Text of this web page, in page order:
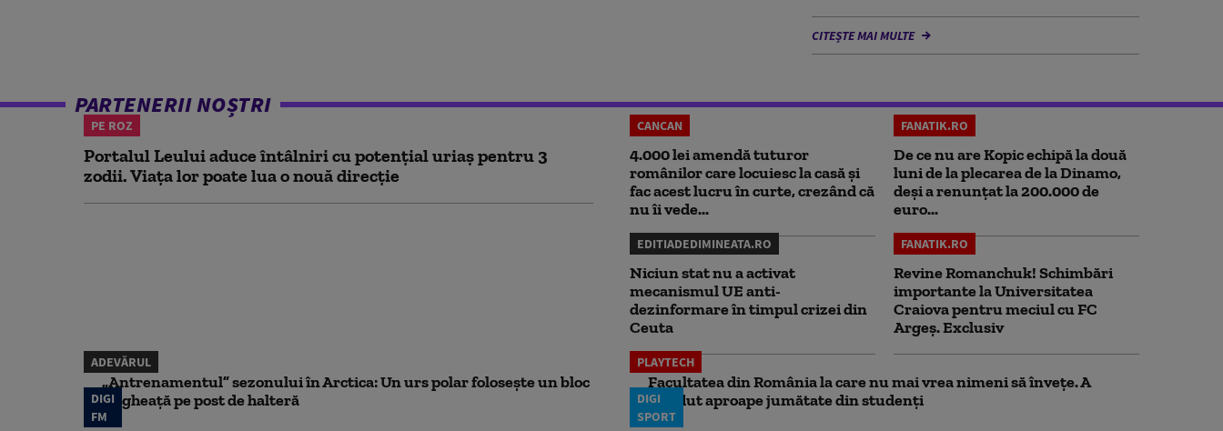
CITEȘTE MAI MULTE
PARTENERII NOȘTRI
PE ROZ
Portalul Leului aduce întâlniri cu potențial uriaș pentru 3
zodii. Viața lor poate lua o nouă direcție
CANCAN
4.000 lei amendă tuturor
românilor care locuiesc la casă și
fac acest lucru în curte, crezând că
nu îi vede...
FANATIK.RO
De ce nu are Kopic echipă la două
luni de la plecarea de la Dinamo,
deși a renunțat la 200.000 de
euro...
EDITIADEDIMINEATA.RO
Niciun stat nu a activat
mecanismul UE anti-
dezinformare în timpul crizei din
Ceuta
FANATIK.RO
Revine Romanchuk! Schimbări
importante la Universitatea
Craiova pentru meciul cu FC
Argeş. Exclusiv
ADEVĂRUL
„Antrenamentul” sezonului în Arctica: Un urs polar folosește un bloc
de gheață pe post de halteră
PLAYTECH
Facultatea din România la care nu mai vrea nimeni să înveţe. A
pierdut aproape jumătate din studenţi
DIGI
FM
DIGI
SPORT